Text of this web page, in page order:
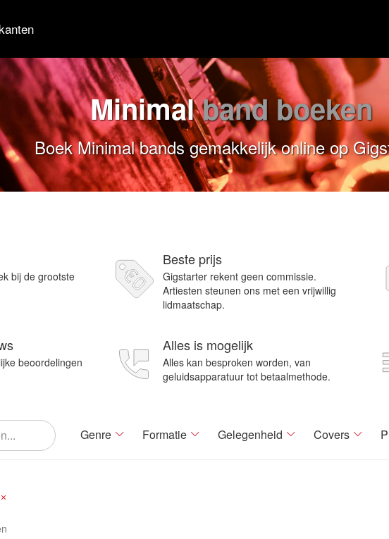
Minimalband boeken
Boek Minimal bands gemakkelijk online op
bij de grootste
Beste prijs
Gigstarter rekent geen commissie.
Artiesten steunen ons met een vrijwillig
lidmaatschap.
beoordelingen
Alles is mogelijk
Alles kan besproken worden, van
geluidsapparatuur tot betaalmethode.
Genre Formatie Gelegenheid Covers